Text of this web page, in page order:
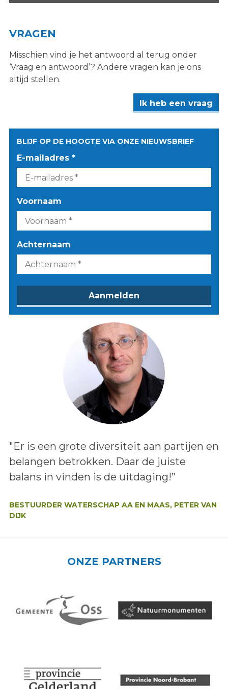
VRAGEN
Misschien vind je het antwoord al terug onder
‘Vraag en antwoord’? Andere vragen kan je ons
altijd stellen.
Ik heb een vraag
BLIJF OP DE HOOGTE VIA ONZE NIEUWSBRIEF
E-mailadres *
Voornaam
Achternaam
Lees het bericht:
"Er is een grote diversiteit aan partijen en
belangen betrokken. Daar de juiste
balans in vinden is de uitdaging!”
BESTUURDER WATERSCHAP AA EN MAAS, PETER VAN
DIJK
ONZE PARTNERS